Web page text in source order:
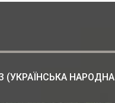
(УКРАЇНСЬКА НАРОДНА